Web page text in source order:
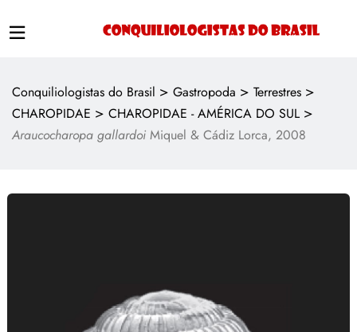
Conquiliologistas do Brasil > Gastropoda > Terrestres >
CHAROPIDAE > CHAROPIDAE - AMÉRICA DO SUL >
Araucocharopa gallardoi Miquel & Cádiz Lorca, 2008